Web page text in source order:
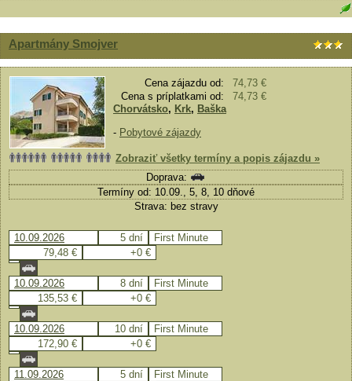
Apartmány Smojver
Cena zájazdu od:
74,73 €
Cena s príplatkami od:
74,73 €
Chorvátsko, Krk, Baška
- Pobytové zájazdy
Zobraziť všetky termíny a popis zájazdu »
Doprava:
Termíny od: 10.09., 5, 8, 10 dňové
Strava: bez stravy
10.09.2026 5 dní
First Minute
79,48 €
+0 €
10.09.2026 8 dní
First Minute
135,53 €
+0 €
10.09.2026 10 dní
First Minute
172,90 €
+0 €
11.09.2026 5 dní
First Minute